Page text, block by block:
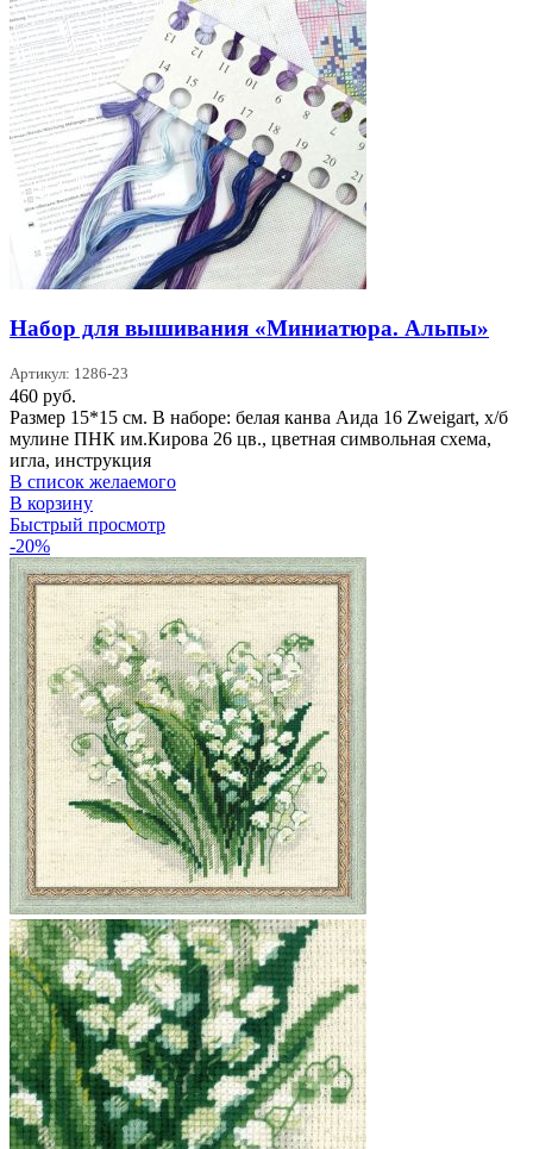
Набор для вышивания «Миниатюра. Альпы»
Артикул: 1286-23
460 руб.
Размер 15*15 см. В наборе: белая канва Аида 16 Zweigart, х/б
мулине ПНК им.Кирова 26 цв., цветная символьная схема,
игла, инструкция
В список желаемого
В корзину
Быстрый просмотр
-20%